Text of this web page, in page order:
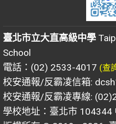
臺北市立大直高級中學
School
電話：(02) 2533-4017 (查
校安通報/反霸凌信箱:
校安通報/反霸凌專線:
學校地址：臺北市 104344